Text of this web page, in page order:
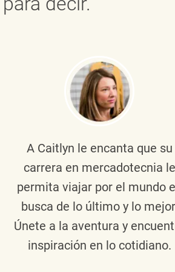
A Caitlyn le encanta que su
carrera en mercadotecnia le
permita viajar por el mundo
busca de lo último y lo
Únete a la aventura y
inspiración en lo cotidiano.